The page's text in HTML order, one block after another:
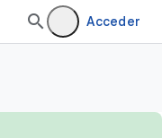
Acceder